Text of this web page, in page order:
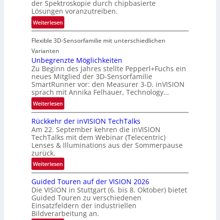
t
-
u
a
u
m
f
a
h
r
t
t
e
c
h
i
k
g
i
o
n
der Spektroskopie durch chipbasierte
Lösungen voranzutreiben.
Weiterlesen:
P
a
t
n
e
r
s
c
h
a
f
t
i
s
c
h
e
n
Flexible 3D-Sensorfamilie mit unterschiedlichen
Varianten
Unbegrenzte Möglichkeiten
Zu Beginn des Jahres stellte Pepperl+Fuchs ein
neues Mitglied der 3D-Sensorfamilie
SmartRunner vor: den Measurer 3-D. inVISION
sprach mit Annika Felhauer, Technology…
Weiterlesen:
U
n
b
e
g
r
e
z
t
e
M
Rückkehr der inVISION TechTalks
Am 22. September kehren die inVISION
TechTalks mit dem Webinar (Telecentric)
Lenses & Illuminations aus der Sommerpause
zurück.
Weiterlesen:
R
ü
c
k
k
Guided Touren auf der VISION 2026
Die VISION in Stuttgart (6. bis 8. Oktober) bietet
Guided Touren zu verschiedenen
Einsatzfeldern der industriellen
Bildverarbeitung an.